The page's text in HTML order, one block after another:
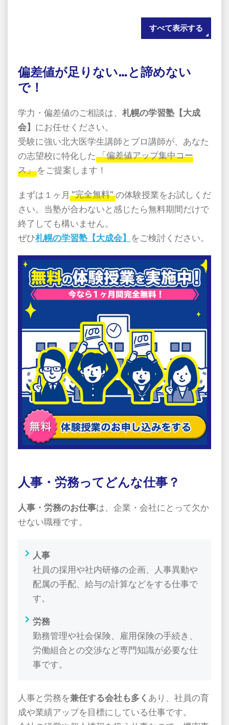
すべて表示する
偏差値が足りない…と諦めない
で！
学力・偏差値のご相談は、 札幌の学習塾【大成
会】 にお任せください。
受験に強い北大医学生講師とプロ講師が、あなた
の志望校に特化した 「偏差値アップ集中コー
ス」 をご提案します！
まずは１ヶ月 "完全無料"の体験授業をお試しくだ
さい。当塾が合わないと感じたら無料期間だけで
終了しても構いません。
ぜひ札幌の学習塾【大成会】 をご検討ください。
人事・労務ってどんな仕事？
人事・労務のお仕事は、企業・会社にとって欠か
せない職種です。
人事
社員の採用や社内研修の企画、人事異動や
配属の手配、給与の計算などをする仕事で
す。
労務
勤務管理や社会保険、雇用保険の手続き、
労働組合との交渉など専門知識が必要な仕
事です。
人事と労務を兼任する会社も多く あり、社員の育
成や業績アップを目標にしている仕事です。